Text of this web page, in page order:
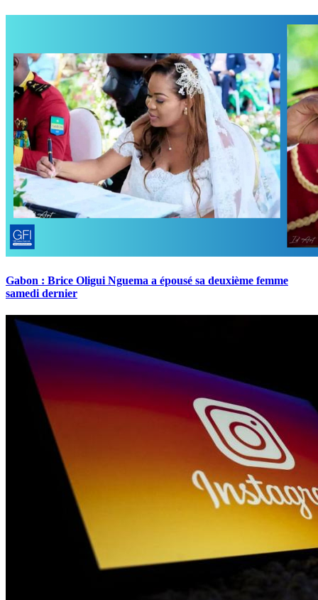
Gabon : Brice Oligui Nguema a épousé sa deuxième femme
samedi dernier